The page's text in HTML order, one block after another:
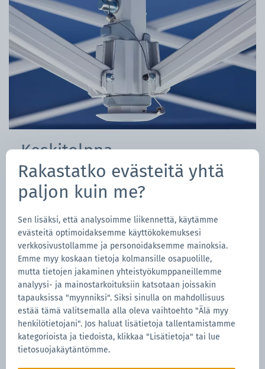
Keskitolppa
Keskimasto on kiinnitetty turvapultilla
turvapainikkeeseen, muodostaen korkean katon,
Kuten tavallista, se pitää
tapahtua nopeasti.
Rakastatko evästeitä yhtä
paljon kuin me?
Sen lisäksi, että analysoimme liikennettä, käytämme
evästeitä optimoidaksemme käyttökokemuksesi
verkkosivustollamme ja personoidaksemme mainoksia.
Emme myy koskaan tietoja kolmansille osapuolille,
mutta tietojen jakaminen yhteistyökumppaneillemme
analyysi- ja mainostarkoituksiin katsotaan joissakin
tapauksissa "myynniksi". Siksi sinulla on mahdollisuus
estää tämä valitsemalla alla oleva vaihtoehto "Älä myy
henkilötietojani". Jos haluat lisätietoja tallentamistamme
kategorioista ja tiedoista, klikkaa "Lisätietoja" tai lue
tietosuojakäytäntömme.